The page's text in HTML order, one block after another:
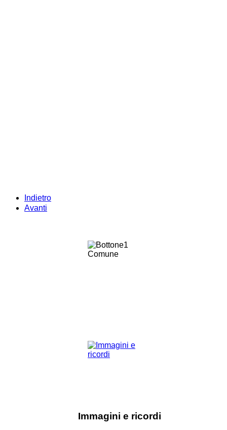
Indietro
Avanti
Immagini e ricordi